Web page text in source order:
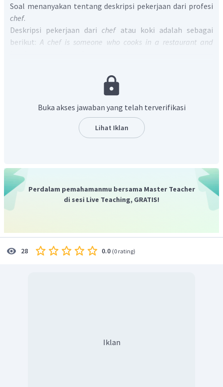
Soal menanyakan tentang deskripsi pekerjaan dari profesi
chef.
Deskripsi pekerjaan darichefatau koki adalah sebagai
berikut:A chef is someone who cooks in a restaurant and
Jadi, jawaban yang benar adalah "
cooks in a restaurant and hotel".
Buka akses jawaban yang telah terverifikasi
Lihat Iklan
Perdalam pemahamanmu bersama Master Teacher
di sesi Live Teaching, GRATIS!
28 0.0 (0 rating)
Iklan